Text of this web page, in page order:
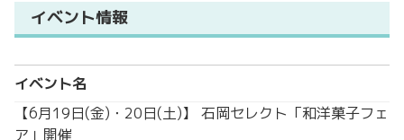
イベント情報
イベント名
【6月19日(金)・20日(土)】 石岡セレクト「和洋菓子フェ
ア」開催